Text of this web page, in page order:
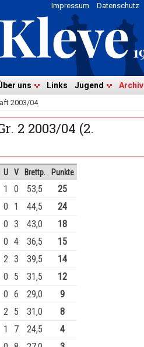
Datenschutz
Impressum
uns Links Jugend Archiv
2003/04
2 2003/04 (2.
U V Brettp. Punkte
1 0 53,5
25
0 1 44,5
24
0 3 43,0
18
0 4 36,5
15
2 3 39,5
14
0 5 31,5
12
0 6 29,0
9
2 5 31,0
8
1 7 24,5
4